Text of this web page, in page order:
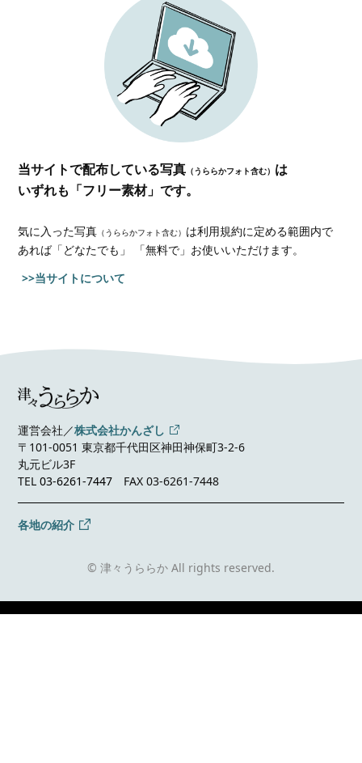
当サイトで配布している写真 （うららかフォト含む） は
いずれも「フリー素材」です。
気に入った写真 （うららかフォト含む） は利用規約に定める範囲内で
あれば「どなたでも」 「無料で」お使いいただけます。
>>当サイトについて
運営会社／株式会社かんざし
〒101-0051 東京都千代田区神田神保町3-2-6
丸元ビル3F
TEL03-6261-7447 FAX 03-6261-7448
各地の紹介
© 津々うららか All rights reserved.